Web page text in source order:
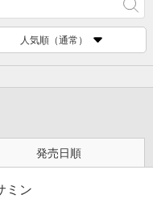
人気順（通常）
発売日順
ミン